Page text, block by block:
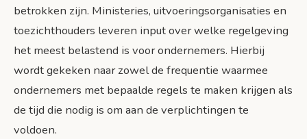
betrokken zijn. Ministeries, uitvoeringsorganisaties en
toezichthouders leveren input over welke regelgeving
het meest belastend is voor ondernemers. Hierbij
wordt gekeken naar zowel de frequentie waarmee
ondernemers met bepaalde regels te maken krijgen als
de tijd die nodig is om aan de verplichtingen te
voldoen.